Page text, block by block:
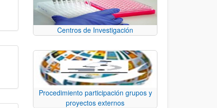
Centros de Investigación
Procedimiento participación grupos y
proyectos externos